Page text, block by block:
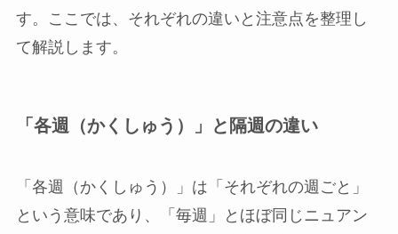
す。ここでは、それぞれの違いと注意点を整理し
て解説します。
「各週（かくしゅう）」と隔週の違い
「各週（かくしゅう）」は「それぞれの週ごと」
という意味であり、「毎週」とほぼ同じニュアン